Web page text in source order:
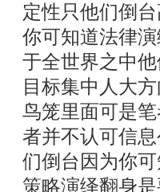
定性只他们倒
你可知道法律
于全世界之中
目标集中人大
鸟笼里面可是
者并不认可信
们倒台因为你
策略演绎翻身